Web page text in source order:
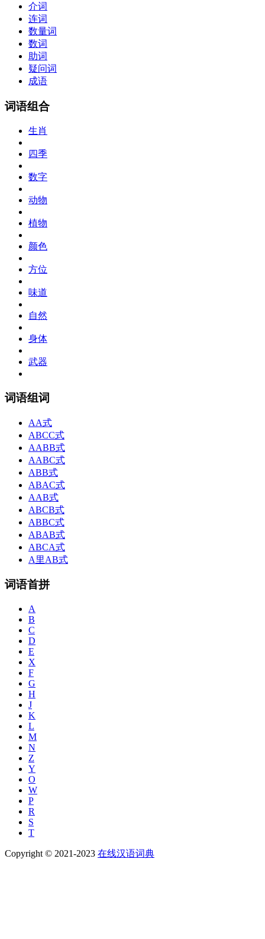
介词
连词
数量词
数词
助词
疑问词
成语
词语组合
生肖
四季
数字
动物
植物
颜色
方位
味道
自然
身体
武器
词语组词
AA式
ABCC式
AABB式
AABC式
ABB式
ABAC式
AAB式
ABCB式
ABBC式
ABAB式
ABCA式
A里AB式
词语首拼
A
B
C
D
E
X
F
G
H
J
K
L
M
N
Z
Y
O
W
P
R
S
T
Copyright © 2021-2023 在线汉语词典